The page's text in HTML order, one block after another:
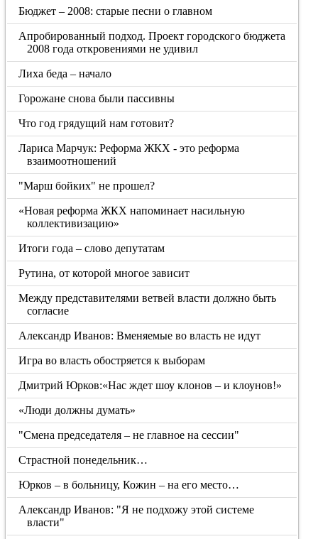
Бюджет – 2008: старые песни о главном
Апробированный подход. Проект городского бюджета
2008 года откровениями не удивил
Лиха беда – начало
Горожане снова были пассивны
Что год грядущий нам готовит?
Лариса Марчук: Реформа ЖКХ - это реформа
взаимоотношений
"Марш бойких" не прошел?
«Новая реформа ЖКХ напоминает насильную
коллективизацию»
Итоги года – слово депутатам
Рутина, от которой многое зависит
Между представителями ветвей власти должно быть
согласие
Александр Иванов: Вменяемые во власть не идут
Игра во власть обостряется к выборам
Дмитрий Юрков:«Нас ждет шоу клонов – и клоунов!»
«Люди должны думать»
"Смена председателя – не главное на сессии"
Страстной понедельник…
Юрков – в больницу, Кожин – на его место…
Александр Иванов: "Я не подхожу этой системе
власти"